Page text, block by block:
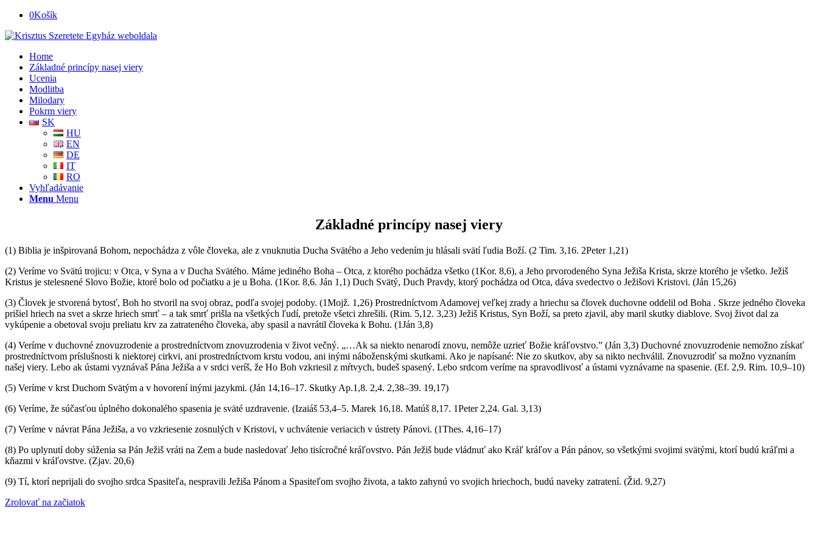
0Košík
Home
Základné princípy nasej viery
Ucenia
Modlitba
Milodary
Pokrm viery
SK
HU
EN
DE
IT
RO
Vyhľadávanie
Menu Menu
Základné princípy nasej viery
(1) Biblia je inšpirovaná Bohom, nepochádza z vôle človeka, ale z vnuknutia Ducha Svätého a Jeho vedením ju hlásali svätí ľudia Boží. (2 Tim. 3,16. 2Peter 1,21)
(2) Veríme vo Svätú trojicu: v Otca, v Syna a v Ducha Svätého. Máme jediného Boha – Otca, z ktorého pochádza všetko (1Kor. 8,6), a Jeho prvorodeného Syna Ježiša Krista, skrze ktorého je všetko. Ježiš
Kristus je stelesnené Slovo Božie, ktoré bolo od počiatku a je u Boha. (1Kor. 8,6. Ján 1,1) Duch Svätý, Duch Pravdy, ktorý pochádza od Otca, dáva svedectvo o Ježišovi Kristovi. (Ján 15,26)
(3) Človek je stvorená bytosť, Boh ho stvoril na svoj obraz, podľa svojej podoby. (1Mojž. 1,26) Prostredníctvom Adamovej veľkej zrady a hriechu sa človek duchovne oddelil od Boha . Skrze jedného človeka
prišiel hriech na svet a skrze hriech smrť – a tak smrť prišla na všetkých ľudí, pretože všetci zhrešili. (Rim. 5,12. 3,23) Ježiš Kristus, Syn Boží, sa preto zjavil, aby maril skutky diablove. Svoj život dal za
vykúpenie a obetoval svoju preliatu krv za zatrateného človeka, aby spasil a navrátil človeka k Bohu. (1Ján 3,8)
(4) Veríme v duchovné znovuzrodenie a prostredníctvom znovuzrodenia v život večný. „…Ak sa niekto nenarodí znovu, nemôže uzrieť Božie kráľovstvo.” (Ján 3,3) Duchovné znovuzrodenie nemožno získať
prostredníctvom príslušnosti k niektorej cirkvi, ani prostredníctvom krstu vodou, ani inými náboženskými skutkami. Ako je napísané: Nie zo skutkov, aby sa nikto nechválil. Znovuzrodiť sa možno vyznaním
našej viery. Lebo ak ústami vyznávaš Pána Ježiša a v srdci veríš, že Ho Boh vzkriesil z mŕtvych, budeš spasený. Lebo srdcom veríme na spravodlivosť a ústami vyznávame na spasenie. (Ef. 2,9. Rim. 10,9–10)
(5) Veríme v krst Duchom Svätým a v hovorení inými jazykmi. (Ján 14,16–17. Skutky Ap.1,8. 2,4. 2,38–39. 19,17)
(6) Veríme, že súčasťou úplného dokonalého spasenia je sväté uzdravenie. (Izaiáš 53,4–5. Marek 16,18. Matúš 8,17. 1Peter 2,24. Gal. 3,13)
(7) Veríme v návrat Pána Ježiša, a vo vzkriesenie zosnulých v Kristovi, v uchvátenie veriacich v ústrety Pánovi. (1Thes. 4,16–17)
(8) Po uplynutí doby súženia sa Pán Ježiš vráti na Zem a bude nasledovať Jeho tisícročné kráľovstvo. Pán Ježiš bude vládnuť ako Kráľ kráľov a Pán pánov, so všetkými svojimi svätými, ktorí budú kráľmi a
kňazmi v kráľovstve. (Zjav. 20,6)
(9) Tí, ktorí neprijali do svojho srdca Spasiteľa, nespravili Ježiša Pánom a Spasiteľom svojho života, a takto zahynú vo svojich hriechoch, budú naveky zatratení. (Žid. 9,27)
Zrolovať na začiatok